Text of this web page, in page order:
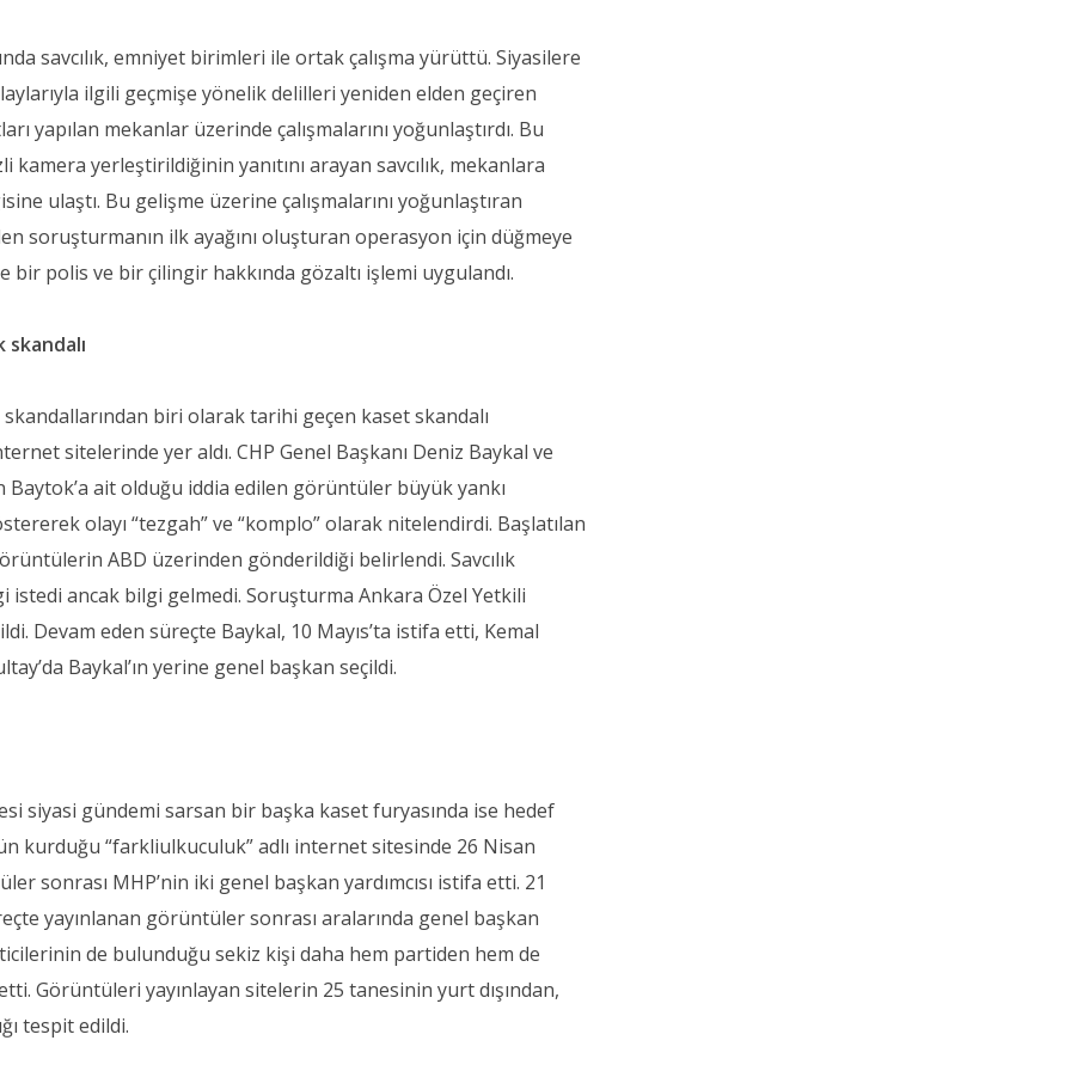
savcılık, emniyet birimleri ile ortak çalışma yürüttü. Siyasilere
ilgili geçmişe yönelik delilleri yeniden elden geçiren
yapılan mekanlar üzerinde çalışmalarını yoğunlaştırdı. Bu
kamera yerleştirildiğinin yanıtını arayan savcılık, mekanlara
ulaştı. Bu gelişme üzerine çalışmalarını yoğunlaştıran
soruşturmanın ilk ayağını oluşturan operasyon için düğmeye
bir polis ve bir çilingir hakkında gözaltı işlemi uygulandı.
biri olarak tarihi geçen kaset skandalı
sitelerinde yer aldı. CHP Genel Başkanı Deniz Baykal ve
ait olduğu iddia edilen görüntüler büyük yankı
olayı “tezgah” ve “komplo” olarak nitelendirdi. Başlatılan
ABD üzerinden gönderildiği belirlendi. Savcılık
istedi ancak bilgi gelmedi. Soruşturma Ankara Özel Yetkili
Devam eden süreçte Baykal, 10 Mayıs’ta istifa etti, Kemal
Baykal’ın yerine genel başkan seçildi.
siyasi gündemi sarsan bir başka kaset furyasında ise hedef
kurduğu “farkliulkuculuk” adlı internet sitesinde 26 Nisan
sonrası MHP’nin iki genel başkan yardımcısı istifa etti. 21
yayınlanan görüntüler sonrası aralarında genel başkan
de bulunduğu sekiz kişi daha hem partiden hem de
Görüntüleri yayınlayan sitelerin 25 tanesinin yurt dışından,
tespit edildi.